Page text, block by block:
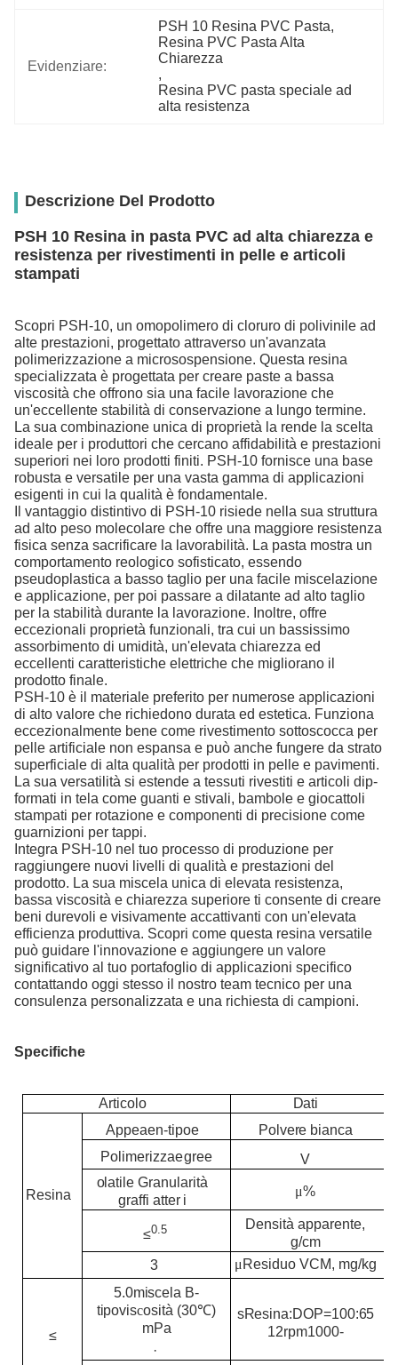
Evidenziare:
PSH 10 Resina PVC Pasta,
Resina PVC Pasta Alta
Chiarezza
,
Resina PVC pasta speciale ad
alta resistenza
Descrizione Del Prodotto
PSH 10 Resina in pasta PVC ad alta chiarezza e
resistenza per rivestimenti in pelle e articoli
stampati
Scopri PSH-10, un omopolimero di cloruro di polivinile ad
alte prestazioni, progettato attraverso un'avanzata
polimerizzazione a microsospensione. Questa resina
specializzata è progettata per creare paste a bassa
viscosità che offrono sia una facile lavorazione che
un'eccellente stabilità di conservazione a lungo termine.
La sua combinazione unica di proprietà la rende la scelta
ideale per i produttori che cercano affidabilità e prestazioni
superiori nei loro prodotti finiti. PSH-10 fornisce una base
robusta e versatile per una vasta gamma di applicazioni
esigenti in cui la qualità è fondamentale.
Il vantaggio distintivo di PSH-10 risiede nella sua struttura
ad alto peso molecolare che offre una maggiore resistenza
fisica senza sacrificare la lavorabilità. La pasta mostra un
comportamento reologico sofisticato, essendo
pseudoplastica a basso taglio per una facile miscelazione
e applicazione, per poi passare a dilatante ad alto taglio
per la stabilità durante la lavorazione. Inoltre, offre
eccezionali proprietà funzionali, tra cui un bassissimo
assorbimento di umidità, un'elevata chiarezza ed
eccellenti caratteristiche elettriche che migliorano il
prodotto finale.
PSH-10 è il materiale preferito per numerose applicazioni
di alto valore che richiedono durata ed estetica. Funziona
eccezionalmente bene come rivestimento sottoscocca per
pelle artificiale non espansa e può anche fungere da strato
superficiale di alta qualità per prodotti in pelle e pavimenti.
La sua versatilità si estende a tessuti rivestiti e articoli dip-
formati in tela come guanti e stivali, bambole e giocattoli
stampati per rotazione e componenti di precisione come
guarnizioni per tappi.
Integra PSH-10 nel tuo processo di produzione per
raggiungere nuovi livelli di qualità e prestazioni del
prodotto. La sua miscela unica di elevata resistenza,
bassa viscosità e chiarezza superiore ti consente di creare
beni durevoli e visivamente accattivanti con un'elevata
efficienza produttiva. Scopri come questa resina versatile
può guidare l'innovazione e aggiungere un valore
significativo al tuo portafoglio di applicazioni specifico
contattando oggi stesso il nostro team tecnico per una
consulenza personalizzata e una richiesta di campioni.
Specifiche
Articolo Dati
Resina
Appeaen-tipoe
Polvere bianca
Polimerizzaegree
V
olatile Granularità
graffi atter i
μ%
≤0.5
Densità apparente,
g/cm
3
μ Residuo VCM, mg/kg
≤
5.0miscela B-
tipoviscosità (30℃)
mPa
·
sResina:DOP=100:65
12rpm1000-